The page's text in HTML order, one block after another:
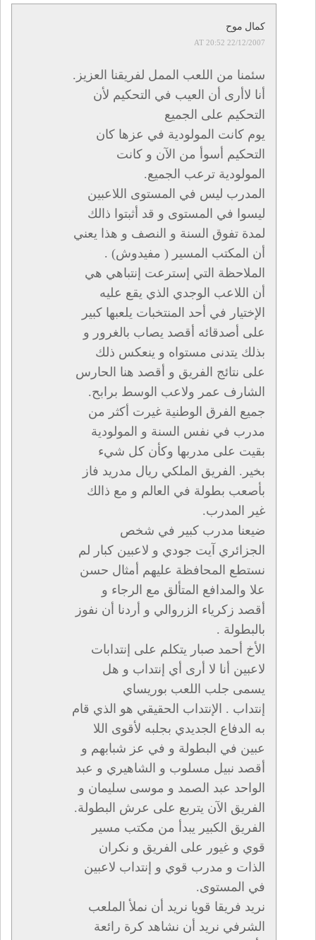
كمال موح
22/12/2007 AT 20:52
سئمنا من اللعب الممل لفريقنا العزيز.
أنا لاأرى أن العيب في التحكيم لأن
التحكيم على الجميع
يوم كانت المولودية في عزها كان
التحكيم أسوأ من الآن و كانت
المولودية ترعب الجميع.
المدرب ليس في المستوى اللاعبين
ليسوا في المستوى و قد أثبتوا ذالك
لمدة تفوق السنة و النصف و هذا يعني
أن المكتب المسير ( مفيدوش) .
الملاحظة التي إسترعت إنتباهي هي
أن اللاعب الوجدي الذي يقع عليه
الإختيار في أحد المنتخبات يلعبها كبير
على أصدقائه أقصد يصاب بالغرور و
بذلك يتدنى مستواه و ينعكس ذلك
على نتائج الفريق و أقصد هنا الحارس
الشارف عمر ولاعب الوسط برابح.
جميع الفرق الوطنية غيرت أكثر من
مدرب في نفس السنة و المولودية
بقيت على مدربها وكأن كل شيء
بخير. الفريق الملكي ريال مدريد فاز
بأصعب بطولة في العالم و مع ذالك
غير المدرب.
ضيعنا مدرب كبير في شخص
الجزائري آيت جودي و لاعبين كبار لم
نستطع المحافظة عليهم أمثال حسن
علا والمدافع المتألق مع الرجاء و
أقصد زكرياء الزروالي و أردنا أن نفوز
بالبطولة .
الأخ أحمد صبار يتكلم على إنتدابات
لاعبين أنا لا أرى أي إنتداب و هل
يسمى جلب اللعب بوريساي
إنتداب . الإنتداب الحقيقي هو الذي قام
به الدفاع الجديدي بجلبه لأقوى اللا
عبين في البطولة و في عز شبابهم و
أقصد نبيل مسلوب و الشاهيري و عبد
الواحد عبد الصمد و موسى سليمان و
الفريق الآن يتربع على عرش البطولة.
الفريق الكبير يبدأ من مكتب مسير
قوي و غيور على الفريق و نكران
الذات و مدرب قوي و إنتداب لاعبين
في المستوى.
نريد فريقا قويا نريد أن نملأ الملعب
الشرفي نريد أن نشاهد كرة رائعة